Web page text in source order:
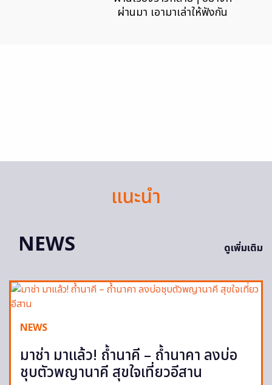
ผ่านมา เอามาเล่าให้ฟังกัน
แนะนำ
NEWS
ดูเพิ่มเติม
NEWS
มาช่า มาแล้ว! ถ้ำนาคี – ถ้ำนาคา ลงบ่อ
ชุบตัวพญานาคี สุขใจเที่ยวอีสาน